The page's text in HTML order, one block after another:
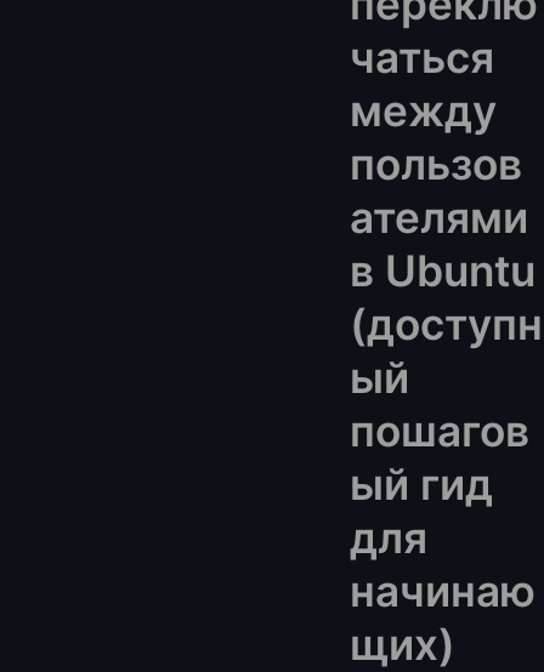
чаться
между
пользов
ателями
в Ubuntu
(доступн
ый
пошагов
ый гид
для
начинаю
щих)